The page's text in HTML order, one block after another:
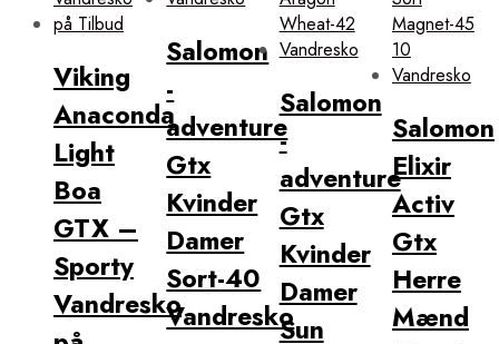
Viking
Anaconda
Light
Boa
GTX –
Sporty
Vandresko
Salomon
-
adventure
Gtx
Kvinder
Damer
Sort-40
Vandresko
Salomon
-
adventure
Gtx
Kvinder
Damer
Sun
Salomon
Elixir
Activ
Gtx
Herre
Mænd